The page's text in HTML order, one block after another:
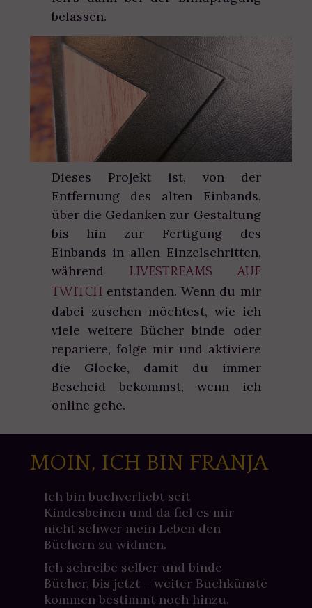
belassen.
Dieses Projekt ist, von der
Entfernung des alten Einbands,
über die Gedanken zur Gestaltung
bis hin zur Fertigung des
Einbands in allen Einzelschritten,
während
LIVESTREAMS AUF
TWITCHentstanden. Wenn du mir
dabei zusehen möchtest, wie ich
viele weitere Bücher binde oder
repariere, folge mir und aktiviere
die Glocke, damit du immer
Bescheid bekommst, wenn ich
online gehe.
MOIN, ICH BIN FRANJA
Ich bin buchverliebt seit
Kindesbeinen und da fiel es mir
nicht schwer mein Leben den
Büchern zu widmen.
Ich schreibe selber und binde
Bücher, bis jetzt – weiter Buchkünste
kommen bestimmt noch hinzu.